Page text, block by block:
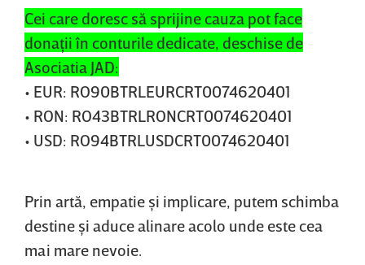
Cei care doresc să sprijine cauza pot face
donaţii în conturile dedicate, deschise de
Asociatia JAD:
• EUR: RO90BTRLEURCRT0074620401
• RON: RO43BTRLRONCRT0074620401
• USD: RO94BTRLUSDCRT0074620401
Prin artă, empatie şi implicare, putem schimba
destine şi aduce alinare acolo unde este cea
mai mare nevoie.